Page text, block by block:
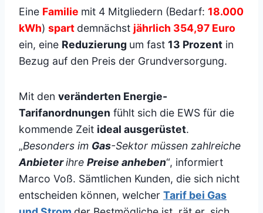
Eine Familie mit 4 Mitgliedern (Bedarf: 18.000
kWh) spart demnächst jährlich 354,97 Euro
ein, eine Reduzierung um fast 13 Prozent in
Bezug auf den Preis der Grundversorgung.
Mit den veränderten Energie-
Tarifanordnungen fühlt sich die EWS für die
kommende Zeit ideal ausgerüstet.
„Besonders im Gas-Sektor müssen zahlreiche
Anbieterihre Preise anheben“, informiert
Marco Voß. Sämtlichen Kunden, die sich nicht
entscheiden können, welcher Tarif bei Gas